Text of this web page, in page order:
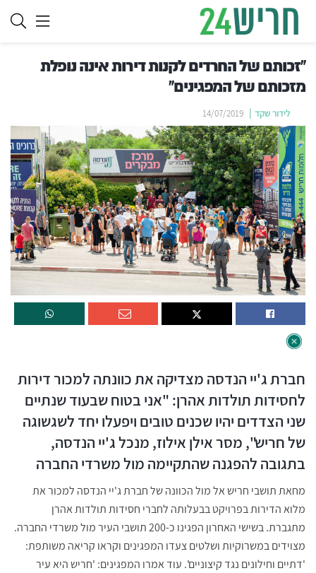
"זכותם של החרדים לקנות דירות אינה נופלת
מזכותם של המפגינים"
לידור שקד 14/07/2019
חברת ג'יי הנדסה מצדיקה את כוונתה למכור דירות
לחסידות תולדות אהרן: "אני בטוח שבעוד שנתיים
שני הצדדים יהיו שכנים טובים ויפעלו יחד לשגשוגה
של חריש", מסראילן אילוז, מנכל ג'יי הנדסה,
בתגובה להפגנה שהתקיימה מול משרדי החברה
מחאת תושבי חריש אל מול הכוונה של חברת ג'יי הנדסה למכור את
מלוא הדירות בפרויקט בבעלותה לחברי חסידות תולדות אהרן
מתגברת. בשישי האחרון הפגינו כ-200 תושבי העיר מול משרדי החברה.
מצוידים במשרוקיות ושלטים צעדו המפגינים וקראו קריאה משותפת:
'דתיים וחילונים נגד קיצוניים'. עוד אמרו המפגינים: 'חריש היא עיר